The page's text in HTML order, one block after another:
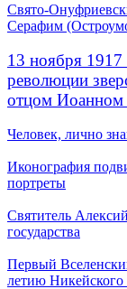
Свято-
Серафим
13 ноября 1917
революции
отцом
Человек, лично
Иконография
портреты
Святитель
государства
Первый
летию Никейского